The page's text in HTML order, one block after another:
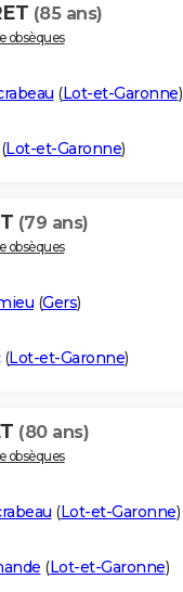
(85 ans)
obsèques
(Lot-et-Garonne)
Lot-et-Garonne)
(79 ans)
obsèques
(Gers)
(Lot-et-Garonne)
(80 ans)
obsèques
(Lot-et-Garonne)
(Lot-et-Garonne)